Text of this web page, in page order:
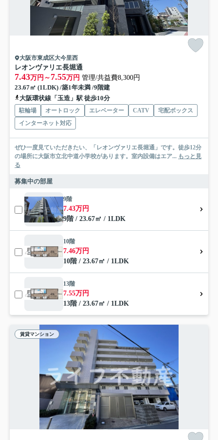
大阪市東成区大今里西
レオンヴァリエ長堀通
7.43万円～ 7.55万円 管理/共益費8,300円
23.67㎡ (1LDK) /築1年未満 /9階建
大阪環状線「玉造」駅 徒歩10分
駐輪場 オートロック エレベーター CATV
宅配ボックス
インターネット対応
ぜひ一度見ていただきたい、「レオンヴァリエ長堀通」です。徒歩12分
の場所に大阪市立北中道小学校があります。室内設備はエア... もっと見
る
募集中の部屋
9階
7.43万円
9階 / 23.67㎡ / 1LDK
10階
7.46万円
10階 / 23.67㎡ / 1LDK
13階
7.55万円
13階 / 23.67㎡ / 1LDK
賃貸マンション